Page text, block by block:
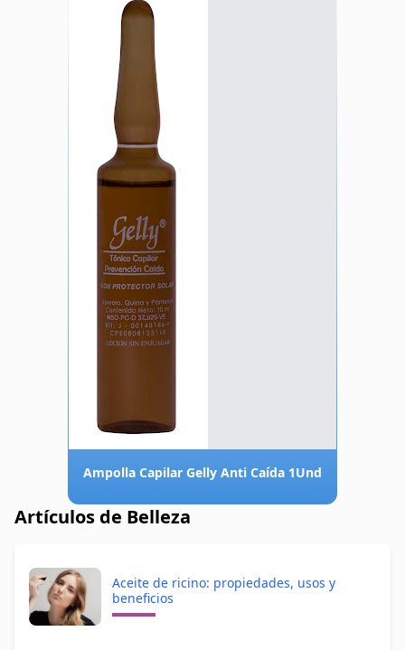
Ampolla Capilar Gelly Anti Caída 1Und
Artículos de Belleza
Aceite de ricino: propiedades, usos y
beneficios